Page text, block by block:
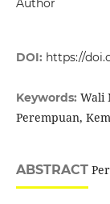
Author
DOI: https://
Keywords: Wali
Perempuan,
ABSTRACT